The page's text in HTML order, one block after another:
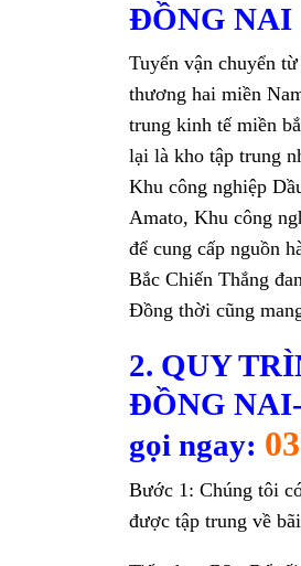
ĐỒNG NAI
Tuyến vận chuyển
thương hai miền
trung kinh tế miền
lại là kho tập trung
Khu công nghiệp
Amato, Khu công
để cung cấp nguồn
Bắc Chiến Thắng
Đồng thời cũng
2. QUY
ĐỒNG NAI-
gọi ngay:
Bước 1: Chúng tôi
được tập trung về